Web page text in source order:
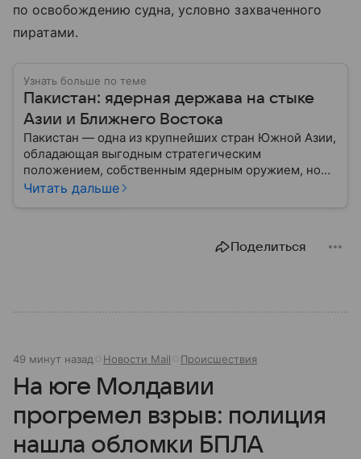
по освобождению судна, условно захваченного
пиратами.
Узнать больше по теме
Пакистан: ядерная держава на стыке
Азии и Ближнего Востока
Пакистан — одна из крупнейших стран Южной Азии,
обладающая выгодным стратегическим
положением, собственным ядерным оружием, но
сложной внутренней и внешнеполитической
Читать дальше
Поделиться
49 минут назад Новости Mail Происшествия
На юге Молдавии
прогремел взрыв: полиция
нашла обломки БПЛА